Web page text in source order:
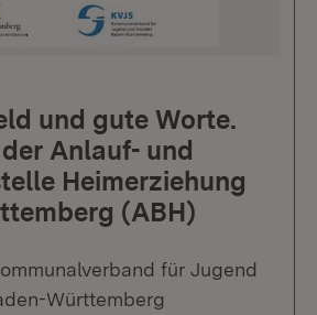
und gute Worte.
Anlauf- und
Heimerziehung
(ABH)
für Jugend
Württemberg